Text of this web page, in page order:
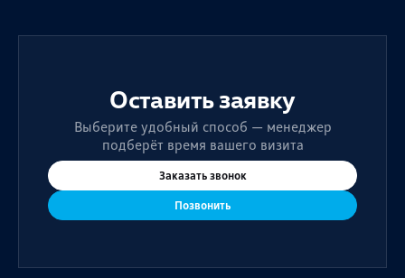
Оставить заявку
Выберите удобный способ — менеджер
подберёт время вашего визита
Заказать звонок
Позвонить